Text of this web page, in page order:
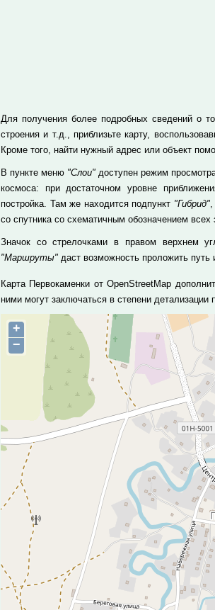
Для получения более подробных сведений о
строения и т.д., приблизьте карту,
Кроме того, найти нужный адрес или объект
В пункте меню "Слои" доступен режим
космоса: при достаточном уровне
постройка. Там же находится подпункт "Гибрид",
со спутника со схематичным обозначением всех
Значок со стрелочками в правом верхнем
"Маршруты" даст возможность проложить путь
Карта Первокаменки от OpenStreetMap
ними могут заключаться в степени
+
−